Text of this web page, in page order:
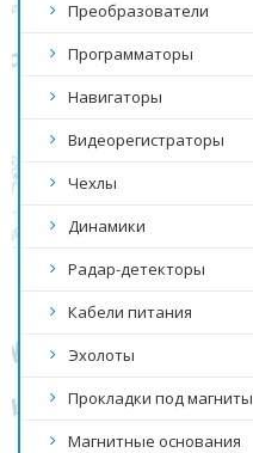
Преобразователи
Программаторы
Навигаторы
Видеорегистраторы
Чехлы
Динамики
Радар-детекторы
Кабели питания
Эхолоты
Прокладки под магниты
Магнитные основания